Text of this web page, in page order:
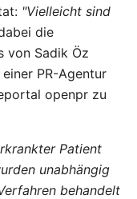
"Vielleicht sind
die
von Sadik Öz
PR-Agentur
openpr zu
Patient
unabhängig
behandelt